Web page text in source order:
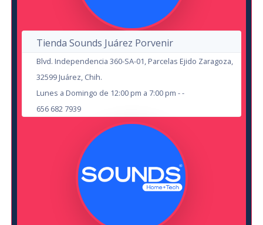
Dinamicos JRS
Isabel Fernandez
Cd. Juárez
23
Zenon y Sus Amigos
Auditorio del Museo Semilla
OCT
Tienda Sounds Juárez Porvenir
Blvd. Independencia 360-SA-01, Parcelas Ejido Zaragoza,
32599 Juárez, Chih.
Lunes a Domingo de 12:00 pm a 7:00 pm - -
656 682 7939